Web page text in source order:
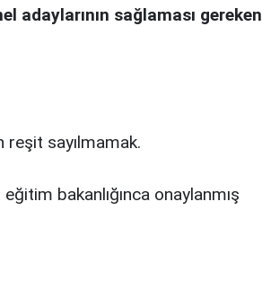
adaylarının sağlaması gereken
reşit sayılmamak.
bakanlığınca onaylanmış